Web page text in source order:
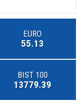
EURO
55.13
BIST 100
13779.39